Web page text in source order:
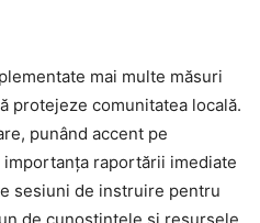
mai multe măsuri
protejeze comunitatea locală.
punând accent pe
raportării imediate
sesiuni de instruire pentru
de cunoștințele și resursele